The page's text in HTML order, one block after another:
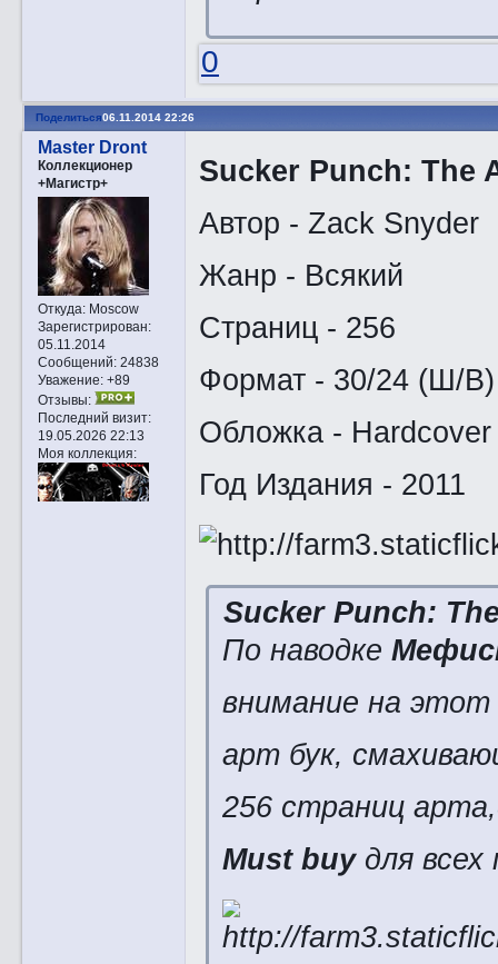
0
Поделиться06.11.2014 22:26
Master Dront
Коллекционер
+Магистр+
Откуда:Moscow
Зарегистрирован:
05.11.2014
Сообщений:24838
Уважение: +89
Отзывы:
Последний визит:
19.05.2026 22:13
Моя коллекция:
Sucker Punch: The
Автор - Zack Snyder
Жанр - Всякий
Страниц - 256
Формат - 30/24 (Ш/В)
Обложка - Hardcover
Год Издания - 2011
Sucker Punch:
По наводке
внимание на
арт бук,
256 страниц
Must buyдля всех